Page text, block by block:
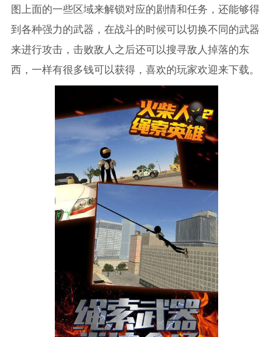
图上面的一些区域来解锁对应的剧情和任务，还能够得
到各种强力的武器，在战斗的时候可以切换不同的武器
来进行攻击，击败敌人之后还可以搜寻敌人掉落的东
西，一样有很多钱可以获得，喜欢的玩家欢迎来下载。